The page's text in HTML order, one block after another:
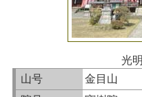
光
山号
金目山